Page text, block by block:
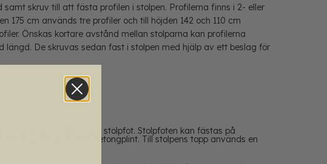
samt skruv till att fästa profilen i stolpen. Profilerna finns i 2- eller
175 cm används tre profiler och till höjden 142 och 110 cm
Önskas kortare avstånd mellan stolparna kan profilerna
längd. De skruvas sedan fast i stolpen med hjälp av ett beslag för
kombineras stolpen med stolpfot. Stolpfoten kan fästas på
gjutet golv eller betongplint. Till stolpens topp används en